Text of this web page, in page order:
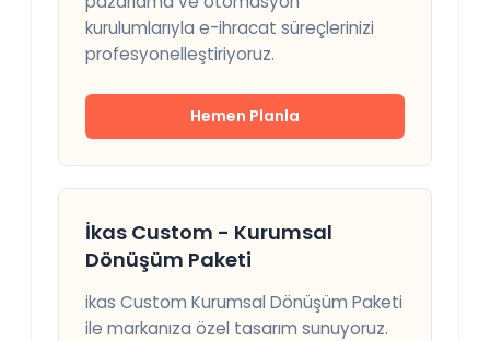
kurulumlarıyla e-ihracat süreçlerinizi
profesyonelleştiriyoruz.
Hemen Planla
İkas Custom - Kurumsal
Dönüşüm Paketi
ikas Custom Kurumsal Dönüşüm Paketi
ile markanıza özel tasarım sunuyoruz.